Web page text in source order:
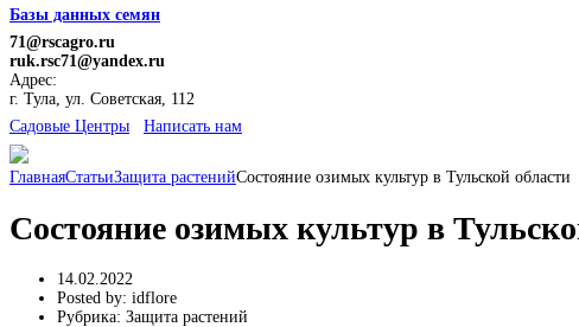
Базы данных семян
71@rscagro.ru
ruk.rsc71@yandex.ru
Адрес:
г. Тула, ул. Советская, 112
Cадовые Центры
Написать нам
ГлавнаяСтатьиЗащита растенийСостояние озимых культур в Тульской области
Состояние озимых культур в
14.02.2022
Posted by: idflore
Рубрика: Защита растений